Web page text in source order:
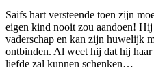
Saifs hart versteende toen zijn
eigen kind nooit zou aandoen!
vaderschap en kan zijn huwelijk
ontbinden. Al weet hij dat hij
liefde zal kunnen schenken…